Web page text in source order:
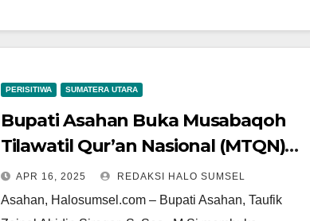
PERISITIWA SUMATERA UTARA
Bupati Asahan Buka Musabaqoh
Tilawatil Qur’an Nasional (MTQN)
Ke-56
APR 16, 2025 REDAKSI HALO SUMSEL
Asahan, Halosumsel.com – Bupati Asahan, Taufik